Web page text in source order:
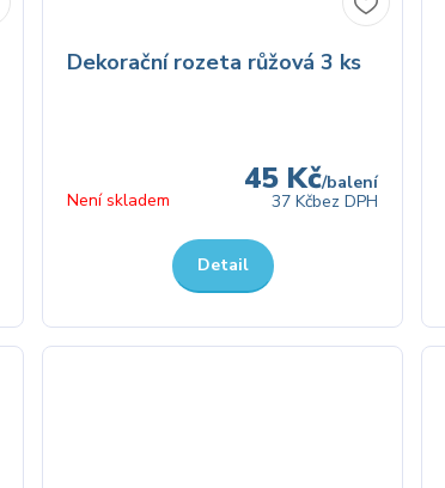
Dekorační rozeta růžová 3 ks
45 Kč/balení
37 Kčbez DPH
Není skladem
Detail